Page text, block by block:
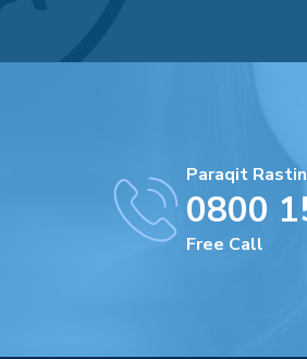
Paraqit Rastin
0800
Free Call